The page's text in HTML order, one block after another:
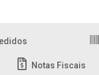
Notas Fiscais